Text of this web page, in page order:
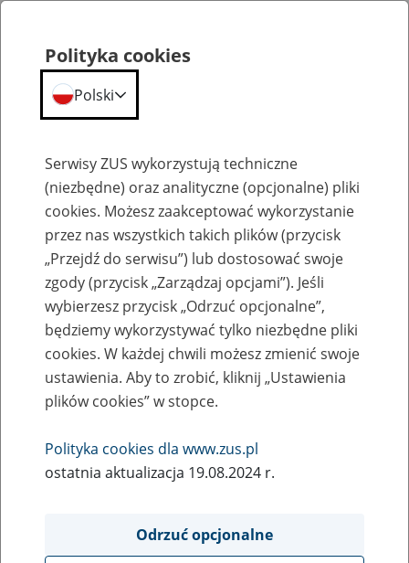
Szkolenia
Zaproś ZUS do siebie - zakładanie profili
eZUS w siedzibie Twojej firmy
Rodzaj wydarzenia
Szkolenia
Obszar merytoryczny
obsługa klientów
Polityka cookies
Polski
Serwisy ZUS wykorzystują techniczne
(niezbędne) oraz analityczne (opcjonalne) pliki
cookies. Możesz zaakceptować wykorzystanie
przez nas wszystkich takich plików (przycisk
„Przejdź do serwisu”) lub dostosować swoje
zgody (przycisk „Zarządzaj opcjami”). Jeśli
wybierzesz przycisk „Odrzuć opcjonalne”,
będziemy wykorzystywać tylko niezbędne pliki
cookies. W każdej chwili możesz zmienić swoje
ustawienia. Aby to zrobić, kliknij „Ustawienia
plików cookies” w stopce.
Polityka cookies dla www.zus.pl
ostatnia aktualizacja 19.08.2024 r.
Odrzuć opcjonalne